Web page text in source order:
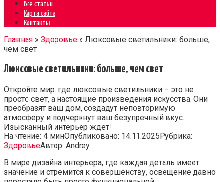
Все статьи
Карта сайта
Контакты
Главная » Здоровье » Люксовые светильники: больше,
чем свет
Люксовые светильники: больше, чем свет
Откройте мир, где люксовые светильники – это не
просто свет, а настоящие произведения искусства. Они
преобразят ваш дом, создадут неповторимую
атмосферу и подчеркнут ваш безупречный вкус.
Изысканный интерьер ждет!
На чтение: 4 минОпубликовано: 14.11.2025Рубрика:
ЗдоровьеАвтор: Andrey
В мире дизайна интерьера, где каждая деталь имеет
значение и стремится к совершенству, освещение давно